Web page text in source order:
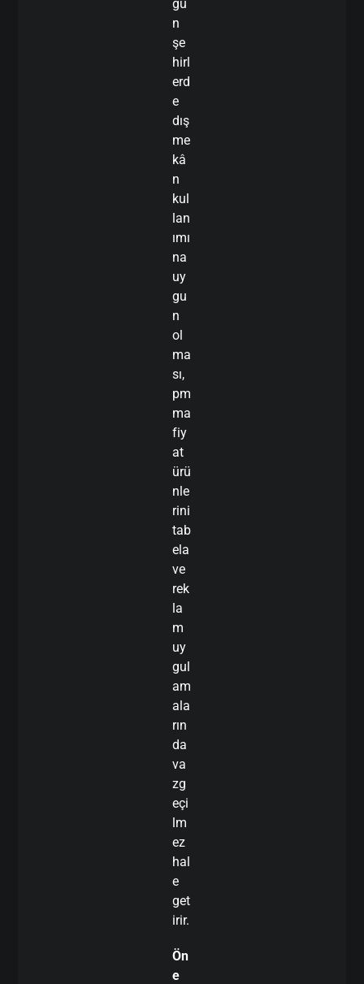
ğu
n
şe
hirl
erd
e
dış
me
kâ
n
kul
lan
ımı
na
uy
gu
n
ol
ma
sı,
pm
ma
fiy
at
ürü
nle
rini
tab
ela
ve
rek
la
m
uy
gul
am
ala
rın
da
va
zg
eçi
lm
ez
hal
e
get
irir.
Ön
e